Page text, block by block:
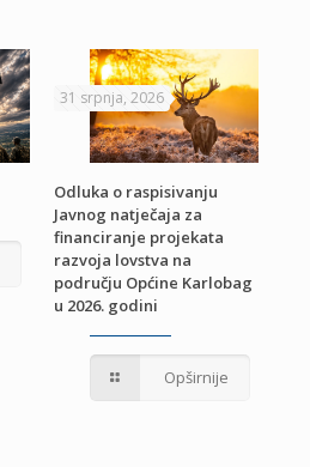
31 srpnja, 2026
Odluka o raspisivanju
Javnog natječaja za
financiranje projekata
razvoja lovstva na
području Općine Karlobag
u 2026. godini
Opširnije